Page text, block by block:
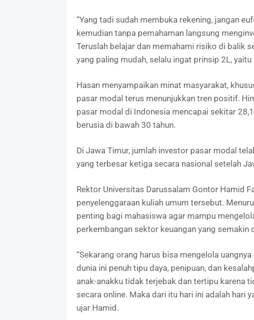
“Yang tadi sudah membuka rekening, jangan
kemudian tanpa pemahaman langsung
Teruslah belajar dan memahami risiko di balik
yang paling mudah, selalu ingat prinsip 2L, yaitu
Hasan menyampaikan minat masyarakat,
pasar modal terus menunjukkan tren positif.
pasar modal di Indonesia mencapai sekitar
berusia di bawah 30 tahun.
Di Jawa Timur, jumlah investor pasar modal
yang terbesar ketiga secara nasional setelah
Rektor Universitas Darussalam Gontor Hamid
penyelenggaraan kuliah umum tersebut.
penting bagi mahasiswa agar mampu
perkembangan sektor keuangan yang semakin
“Sekarang orang harus bisa mengelola
dunia ini penuh tipu daya, penipuan, dan
anak-anakku tidak terjebak dan tertipu karena
secara online. Maka dari itu hari ini adalah hari
ujar Hamid.